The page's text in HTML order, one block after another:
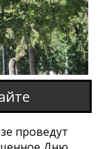
проведут